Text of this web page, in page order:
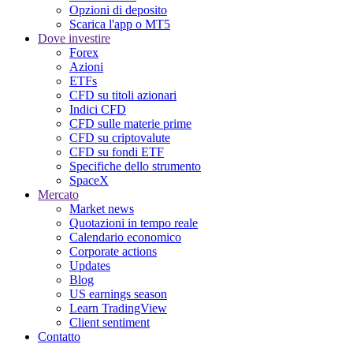
Opzioni di deposito
Scarica l'app o MT5
Dove investire
Forex
Azioni
ETFs
CFD su titoli azionari
Indici CFD
CFD sulle materie prime
CFD su criptovalute
CFD su fondi ETF
Specifiche dello strumento
SpaceX
Mercato
Market news
Quotazioni in tempo reale
Calendario economico
Corporate actions
Updates
Blog
US earnings season
Learn TradingView
Client sentiment
Contatto